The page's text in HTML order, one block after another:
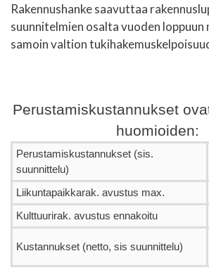
Rakennushanke saavuttaa
suunnitelmien osalta vuoden loppuun
samoin valtion
Perustamiskustannukset
huomioiden:
Perustamiskustannukset (sis.
suunnittelu)
Liikuntapaikkarak. avustus max.
Kulttuurirak. avustus ennakoitu
Kustannukset (netto, sis suunnittelu)